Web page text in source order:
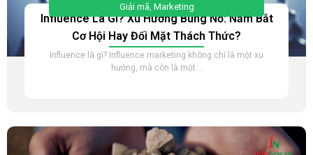
Giải mã Marketing
Influence Là Gì? Xu Hướng Bùng Nổ: Nắm Bắt
Cơ Hội Hay Đối Mặt Thách Thức?
Influence là gì? Influence marketing không chỉ là một xu
hướng, mà còn là một...